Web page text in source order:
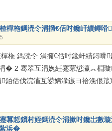
樿柂鎷涜仒涓撱€佸吋鑱屽績鐞嗗
樿柂 鎷涜仒 涓撱€佸吋鑱屽績鐞
� 2 骞翠互涓婏紝蹇冪悊瀛︽棩
銆佸伐浣滀互鍙婂湪鏃ヨ祫浼佷
冪悊鎻村姪鎷涜仒涓撳吋鑱岀數
浜�